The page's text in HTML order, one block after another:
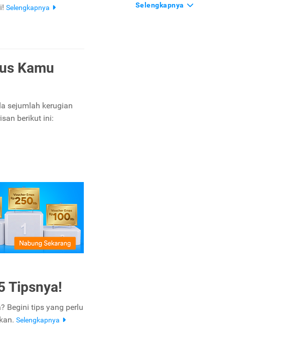
Selengkapnya
Kamu
sejumlah kerugian
berikut ini:
Tipsnya!
Begini tips yang perlu
Selengkapnya
Selengkapnya